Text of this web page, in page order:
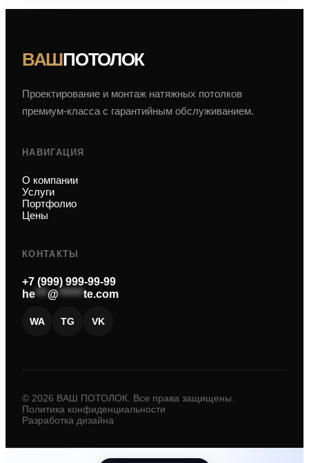
ВАШПОТОЛОК
Проектирование и монтаж натяжных потолков
премиум-класса с гарантийным обслуживанием.
НАВИГАЦИЯ
О компании
Услуги
Портфолио
Цены
КОНТАКТЫ
+7 (999) 999-99-99
he***@******te.com
WA TG VK
© 2026 ВАШ ПОТОЛОК. Все права защищены.
Политика конфиденциальности
Разработка дизайна